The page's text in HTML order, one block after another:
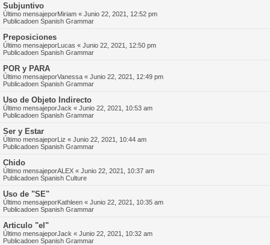
Subjuntivo
Último mensajeporMiriam « Junio 22, 2021, 12:52 pm
Publicadoen Spanish Grammar
Preposiciones
Último mensajeporLucas « Junio 22, 2021, 12:50 pm
Publicadoen Spanish Grammar
POR y PARA
Último mensajeporVanessa « Junio 22, 2021, 12:49 pm
Publicadoen Spanish Grammar
Uso de Objeto Indirecto
Último mensajeporJack « Junio 22, 2021, 10:53 am
Publicadoen Spanish Grammar
Ser y Estar
Último mensajeporLiz « Junio 22, 2021, 10:44 am
Publicadoen Spanish Grammar
Chido
Último mensajeporALEX « Junio 22, 2021, 10:37 am
Publicadoen Spanish Culture
Uso de "SE"
Último mensajeporKathleen « Junio 22, 2021, 10:35 am
Publicadoen Spanish Grammar
Articulo "el"
Último mensajeporJack « Junio 22, 2021, 10:32 am
Publicadoen Spanish Grammar